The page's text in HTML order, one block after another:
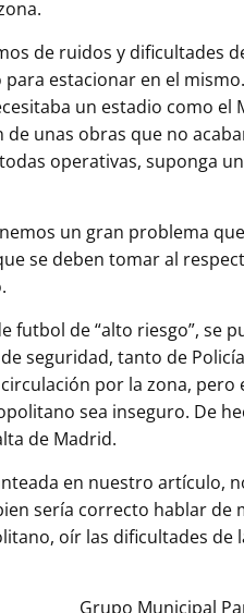
de ruidos y dificultades
estacionar en el
un estadio como
unas obras que no
operativas, suponga
un gran problema
se deben tomar al
futbol de “alto riesgo”, se
seguridad, tanto de
por la zona,
sea inseguro. De
de Madrid.
en nuestro artículo,
sería correcto hablar de
oír las dificultades de
Grupo Municipal